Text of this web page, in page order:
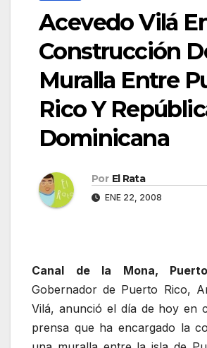
Acevedo Vilá
Construcción
Muralla Entre
Rico Y
Dominicana
Por El Rata
ENE 22, 2008
Canal de la Mona,
Gobernador de Puerto Rico,
Vilá, anunció el día de hoy en
prensa que ha encargado la